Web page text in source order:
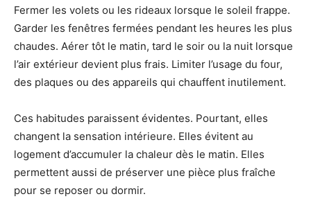
Fermer les volets ou les rideaux lorsque le soleil frappe.
Garder les fenêtres fermées pendant les heures les plus
chaudes. Aérer tôt le matin, tard le soir ou la nuit lorsque
l’air extérieur devient plus frais. Limiter l’usage du four,
des plaques ou des appareils qui chauffent inutilement.
Ces habitudes paraissent évidentes. Pourtant, elles
changent la sensation intérieure. Elles évitent au
logement d’accumuler la chaleur dès le matin. Elles
permettent aussi de préserver une pièce plus fraîche
pour se reposer ou dormir.